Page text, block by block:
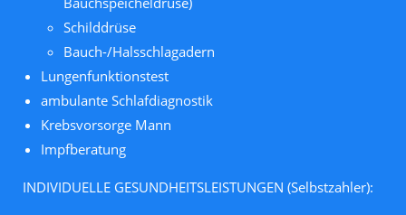
Schilddrüse
Bauch-/Halsschlagadern
Lungenfunktionstest
ambulante Schlafdiagnostik
Krebsvorsorge Mann
Impfberatung
INDIVIDUELLE GESUNDHEITSLEISTUNGEN (Selbstzahler):